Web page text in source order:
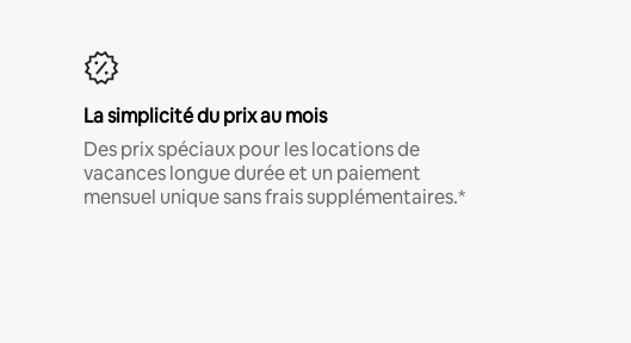
La simplicité du prix au mois
Des prix spéciaux pour les locations de
vacances longue durée et un paiement
mensuel unique sans frais supplémentaires.*